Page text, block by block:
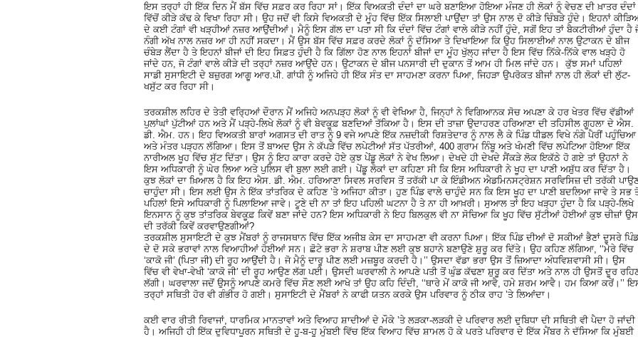
ਇਸ ਤਰ੍ਹਾਂ ਹੀ ਇੱਕ ਦਿਨ ਮੈਂ ਬੱਸ ਵਿੱਚ ਸਫ਼ਰ ਕਰ ਰਿਹਾ ਸਾਂ। ਇੱਕ ਵਿਅਕਤੀ ਦੰਦਾਂ ਦਾ ਘਰੇ ਬਣਾਇਆ ਹੋਇਆ ਮੰਜਣ ਹੀ ਲੋਕਾਂ ਨੂੰ ਵੇਚਣ ਦੀ ਖ਼ਾਤਰ ਦੰਦਾਂ
ਵਿੱਚੋਂ ਕੀੜੇ ਕੱਢ ਕੇ ਵਿਖਾ ਰਿਹਾ ਸੀ। ਉਹ ਜਦੋਂ ਵੀ ਕਿਸੇ ਵਿਅਕਤੀ ਦੇ ਮੂੰਹ ਵਿੱਚ ਇੱਕ ਸਿਲਾਈ ਪਾਉਂਦਾ ਤਾਂ ਉਸ ਨਾਲ ਦੋ ਕੀੜੇ ਚਿੰਬੜੇ ਹੁੰਦੇ। ਇਹਨਾਂ
ਦੇ ਕਈ ਟੰਗਾਂ ਵੀ ਖੜ੍ਹੀਆਂ ਨਜ਼ਰ ਆਉਂਦੀਆਂ। ਮੈਨੂੰ ਇਸ ਗੱਲ ਦਾ ਪਤਾ ਸੀ ਕਿ ਦੰਦਾਂ ਵਿੱਚ ਟੰਗਾਂ ਵਾਲੇ ਕੀੜੇ ਨਹੀਂ ਹੁੰਦੇ, ਸਗੋਂ ਇਹ ਤਾਂ ਬੈਕਟੀਰੀਆਂ ਹੁੰਦਾ ਹੈ
ਨੰਗੀ ਅੱਖ ਨਾਲ ਨਜ਼ਰ ਆ ਹੀ ਨਹੀਂ ਸਕਦਾ। ਮੈਂ ਉਸ ਬੱਸ ਵਿੱਚ ਸਫ਼ਰ ਕਰਦੇ ਲੋਕਾਂ ਨੂੰ ਦੱਸਿਆ ਤੇ ਦਿਖਾਇਆ ਕਿ ਉਹ ਸਿਲਾਈਆਂ ਨਾਲ ਉਟਾਕਨ ਦੇ ਬੀਜ
ਚੰਬੇੜ ਲੈਂਦਾ ਹੈ ਤੇ ਇਹਨਾਂ ਬੀਜਾਂ ਦੀ ਇਹ ਸਿਫ਼ਤ ਹੁੰਦੀ ਹੈ ਕਿ ਗਿੱਲਾ ਹੋਣ ਨਾਲ ਇਹਨਾਂ ਬੀਜਾਂ ਦਾ ਮੂੰਹ ਖੁੱਲ੍ਹ ਜਾਂਦਾ ਹੈ ਇਸ ਵਿੱਚ ਨਿੱਕੇ-ਨਿੱਕੇ ਵਾਲ ਖੜ੍ਹੇ ਹੋ
ਜਾਂਦੇ ਹਨ, ਜੋ ਟੰਗਾਂ ਵਾਲੇ ਕੀੜੇ ਦੀ ਤਰ੍ਹਾਂ ਨਜ਼ਰ ਆਉਂਦੇ ਹਨ। ਉਟਾਕਨ ਦੇ ਬੀਜ ਪਨਸਾਰੀ ਦੀ ਦੁਕਾਨ ਤੋਂ ਆਮ ਹੀ ਮਿਲ ਜਾਂਦੇ ਹਨ। ਕੁੱਝ ਸਮਾਂ ਪਹਿਲਾਂ
ਸਾਡੀ ਸੁਸਾਇਟੀ ਦੇ ਬਜ਼ੁਰਗ ਆਗੂ ਆਰ.ਪੀ. ਗਾਂਧੀ ਨੂੰ ਅਜਿਹੇ ਹੀ ਇੱਕ ਸੰਤ ਦਾ ਸਾਹਮਣਾ ਕਰਨਾ ਪਿਆ, ਜਿਹੜਾ ਉਪਰੋਕਤ ਬੀਜਾਂ ਨਾਲ ਹੀ ਲੋਕਾਂ ਦੀ ਲੁੱਟ-
ਖਸੁੱਟ ਕਰ ਰਿਹਾ ਸੀ।
ਤਰਕਸ਼ੀਲ ਲਹਿਰ ਦੇ ਤੇਤੀ ਵਰ੍ਹਿਆਂ ਦੌਰਾਨ ਮੈਂ ਅਜਿਹੇ ਅਨਪੜ੍ਹ ਲੋਕਾਂ ਨੂੰ ਵੀ ਵੇਖਿਆ ਹੈ, ਜਿਨ੍ਹਾਂ ਨੇ ਵਿਗਿਆਨਕ ਸੋਚ ਅਪਣਾ ਕੇ ਹਰ ਖੇਤਰ ਵਿੱਚ ਵੱਡੀਆਂ
ਪੁਲਾਂਘਾਂ ਪੁੱਟੀਆਂ ਹਨ ਅਤੇ ਮੈਂ ਪੜ੍ਹੇ-ਲਿਖੇ ਲੋਕਾਂ ਨੂੰ ਵੀ ਬੇਵਕੂਫ਼ ਬਣਦਿਆਂ ਤੱਕਿਆ ਹੈ। ਇਸ ਦੀ ਤਾਜ਼ਾ ਉਦਾਹਰਣ ਹਰਿਆਣਾ ਦੀ ਤਹਿਸੀਲ ਗੂਹਲਾ ਦੇ ਐਸ.
ਡੀ. ਐਮ. ਹਨ। ਇਹ ਵਿਅਕਤੀ ਬਾਰਾਂ ਅਗਸਤ ਦੀ ਰਾਤ ਨੂੰ 9 ਵਜੇ ਆਪਣੇ ਇੱਕ ਨਜ਼ਦੀਕੀ ਰਿਸ਼ਤੇਦਾਰ ਨੂੰ ਨਾਲ ਲੈ ਕੇ ਪਿੰਡ ਧੀਡਲ ਵਿਖੇ ਨੰਗੇ ਪੈਰੀਂ ਪਹੁੰਚਿਆ
ਅਤੇ ਮੰਤਰ ਪੜ੍ਹਨ ਲੱਗਿਆ। ਇਸ ਤੋਂ ਬਾਅਦ ਉਸ ਨੇ ਕੱਪੜੇ ਵਿੱਚ ਲਪੇਟੀਆਂ ਸੱਤ ਪੱਤਰੀਆਂ, 400 ਗ੍ਰਾਮ ਨਿੰਬੂ ਅਤੇ ਖੰਮਣੀ ਵਿੱਚ ਲਪੇਟਿਆ ਹੋਇਆ ਇੱਕ
ਨਾਰੀਅਲ ਖੂਹ ਵਿੱਚ ਸੁੱਟ ਦਿੱਤਾ। ਉਸ ਨੂੰ ਇਹ ਕਾਰਾ ਕਰਦੇ ਹੋਏ ਕੁਝ ਪੇਂਡੂ ਲੋਕਾਂ ਨੇ ਵੇਖ ਲਿਆ। ਦੇਖਦੇ ਹੀ ਦੇਖਦੇ ਸੈਂਕੜੇ ਲੋਕ ਇਕੱਠੇ ਹੋ ਗਏ ਤਾਂ ਉਹਨਾਂ ਨੇ
ਇਸ ਅਧਿਕਾਰੀ ਨੂੰ ਘੇਰ ਲਿਆ ਅਤੇ ਪੁਲਿਸ ਵੀ ਬੁਲਾ ਲਈ ਗਈ। ਪੇਂਡੂ ਲੋਕਾਂ ਦਾ ਕਹਿਣਾ ਸੀ ਕਿ ਇਸ ਅਧਿਕਾਰੀ ਨੇ ਖੂਹ ਦਾ ਪਾਣੀ ਅਸ਼ੁੱਧ ਕਰ ਦਿੱਤਾ ਹੈ।
ਕੁਝ ਲੋਕਾਂ ਦਾ ਖ਼ਿਆਲ ਹੈ ਕਿ ਇਹ ਐਸ. ਡੀ. ਐਮ. ਹਰਿਆਣਾ ਸਿਵਲ ਸਰਵਿਸ ਤੋਂ ਤਰੱਕੀ ਪਾ ਕੇ ਇੰਡੀਅਨ ਐਡਮਿਨਸਟ੍ਰੇਸ਼ਨ ਸਰਵਿਸਿਜ਼ ਦੀ ਤਰੱਕੀ
ਚਾਹੁੰਦਾ ਸੀ। ਇਸ ਲਈ ਉਸ ਨੇ ਇੱਕ ਤਾਂਤਰਿਕ ਦੇ ਕਹਿਣ ’ਤੇ ਅਜਿਹਾ ਕੀਤਾ। ਹੁਣ ਪਿੰਡ ਵਾਲੇ ਚਾਹੁੰਦੇ ਸਨ ਕਿ ਇਸ ਖੂਹ ਦਾ ਪਾਣੀ ਬਦਲਿਆ ਜਾਵੇ ਤੇ ਸਭ
ਪਹਿਲਾਂ ਇਸੇ ਅਧਿਕਾਰੀ ਨੂੰ ਪਿਲਾਇਆ ਜਾਵੇ। ਟੂਣੇ ਦੀ ਨਾ ਤਾਂ ਇਹ ਪਹਿਲੀ ਘਟਨਾ ਹੈ ਤੇ ਨਾ ਹੀ ਆਖ਼ਰੀ। ਸੁਆਲ ਤਾਂ ਇਹ ਖੜ੍ਹਾ ਹੁੰਦਾ ਹੈ ਕਿ ਪੜ੍ਹੇ-ਲਿਖੇ
ਇਨਸਾਨ ਨੂੰ ਕੁਝ ਤਾਂਤਰਿਕ ਬੇਵਕੂਫ਼ ਕਿਵੇਂ ਬਣਾ ਜਾਂਦੇ ਹਨ? ਇਸ ਅਧਿਕਾਰੀ ਨੇ ਇਹ ਬਿਲਕੁਲ ਵੀ ਨਾ ਸੋਚਿਆ ਕਿ ਖੂਹ ਵਿੱਚ ਸੁੱਟੀਆਂ ਹੋਈਆਂ ਕੁਝ ਚੀਜ਼ਾਂ ਉਸ
ਦੀ ਤਰੱਕੀ ਕਿਵੇਂ ਕਰਵਾਉਣਗੀਆਂ?
ਤਰਕਸ਼ੀਲ ਸੁਸਾਇਟੀ ਦੇ ਕੁਝ ਮੈਂਬਰਾਂ ਨੂੰ ਰਾਜਸਥਾਨ ਵਿੱਚ ਇੱਕ ਅਜੀਬ ਕੇਸ ਦਾ ਸਾਹਮਣਾ ਵੀ ਕਰਨਾ ਪਿਆ। ਇੱਕ ਪਿੰਡ ਦੀਆਂ ਦੋ ਸਕੀਆਂ ਭੈਣਾਂ ਦੂਸਰੇ ਪਿੰਡ
ਦੇ ਦੋ ਸਕੇ ਭਰਾਵਾਂ ਨਾਲ ਵਿਆਹੀਆਂ ਹੋਈਆਂ ਸਨ। ਛੋਟੇ ਭਰਾ ਨੇ ਸ਼ਰਾਬ ਪੀਣ ਲਈ ਕੁਝ ਬਹਾਨੇ ਬਣਾਉਣੇ ਸ਼ੁਰੂ ਕਰ ਦਿੱਤੇ। ਉਹ ਕਹਿਣ ਲੱਗਿਆ, ‘‘ਮੇਰੇ ਵਿੱਚ
‘ਕਾਕੋ ਜੀ’ (ਪਿਤਾ ਜੀ) ਦੀ ਰੂਹ ਆਉਂਦੀ ਹੈ। ਜੋ ਮੈਨੂੰ ਦਾਰੂ ਪੀਣ ਲਈ ਮਜ਼ਬੂਰ ਕਰਦੀ ਹੈ।’’ ਉਸਦਾ ਵੱਡਾ ਭਰਾ ਉਸ ਤੋਂ ਜ਼ਿਆਦਾ ਅੰਧਵਿਸ਼ਵਾਸੀ ਸੀ। ਉਸ
ਵਿੱਚ ਵੀ ਵੇਖਾ-ਵੇਖੀ ‘ਕਾਕੋ ਜੀ’ ਦੀ ਰੂਹ ਆਉਣ ਲੱਗ ਪਈ। ਉਸਦੀ ਘਰਵਾਲੀ ਨੇ ਆਪਣੇ ਪਤੀ ਤੋਂ ਘੁੰਡ ਕੱਢਣਾ ਸ਼ੁਰੂ ਕਰ ਦਿੱਤਾ ਅਤੇ ਨਾਲ ਹੀ ਉਸਤੋਂ ਦੂਰ
ਲੱਗੀ। ਘਰਵਾਲਾ ਜਦੋਂ ਉਸਨੂੰ ਆਪਣੇ ਕਮਰੇ ਵਿੱਚ ਸੌਣ ਲਈ ਆਖੇ ਤਾਂ ਉਹ ਕਹਿ ਦਿੰਦੀ, ‘‘ਥਾਰੇ ਮੇਂ ਕਾਕੋ ਜੀ ਆਵੈ, ਹਮੇ ਸ਼ਰਮ ਆਵੈ। ਹਮ ਕਿਆ ਕਰੇਂ।’’
ਤਰ੍ਹਾਂ ਸਥਿਤੀ ਹੋਰ ਵੀ ਗੰਭੀਰ ਹੋ ਗਈ। ਸੁਸਾਇਟੀ ਦੇ ਮੈਂਬਰਾਂ ਨੇ ਕਾਫੀ ਯਤਨ ਕਰਕੇ ਉਸ ਪਰਿਵਾਰ ਨੂੰ ਠੀਕ ਰਾਹ ’ਤੇ ਲਿਆਂਦਾ।
ਕਈ ਵਾਰ ਰੀਤੀ ਰਿਵਾਜਾਂ, ਧਾਰਮਿਕ ਮਾਨਤਾਵਾਂ ਅਤੇ ਵਿਆਹ ਸ਼ਾਦੀਆਂ ਦੇ ਮੌਕੇ ’ਤੇ ਲੜਕਾ-ਲੜਕੀ ਦੇ ਪਰਿਵਾਰ ਲਈ ਦੁਬਿਧਾ ਦੀ ਸਥਿਤੀ ਵੀ ਪੈਦਾ ਹੋ ਜਾਂਦੀ
ਹੈ। ਅਜਿਹੀ ਹੀ ਇੱਕ ਦੁਵਿਧਾਪੂਰਨ ਸਥਿਤੀ ਦੇ ਹੂ-ਬ-ਹੂ ਮੁੰਬਈ ਵਿੱਚ ਇੱਕ ਵਿਆਹ ਵਿੱਚ ਸ਼ਾਮਲ ਹੋ ਕੇ ਪਰਤੇ ਪਰਿਵਾਰ ਦੇ ਇੱਕ ਮੈਂਬਰ ਨੇ ਦੱਸਿਆ ਕਿ ਮੁੰਬਈ